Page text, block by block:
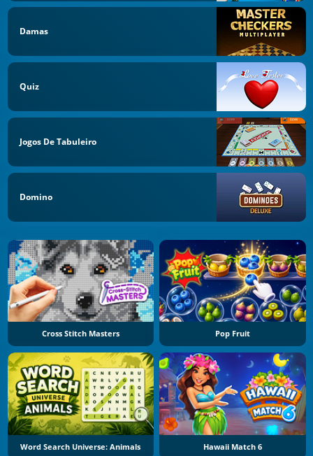
Damas
Quiz
Jogos De Tabuleiro
Domino
Cross Stitch Masters Pop Fruit
Word Search Universe: Animals Hawaii Match 6